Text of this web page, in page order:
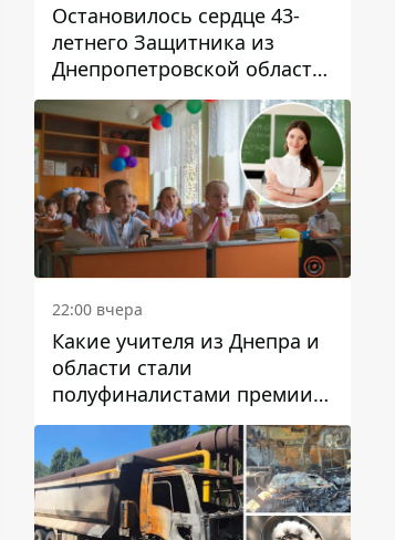
Остановилось сердце 43-
летнего Защитника из
Днепропетровской области
Евгения Зинченко
22:00 вчера
Какие учителя из Днепра и
области стали
полуфиналистами премии
Global Teacher Prize Ukraine
2026